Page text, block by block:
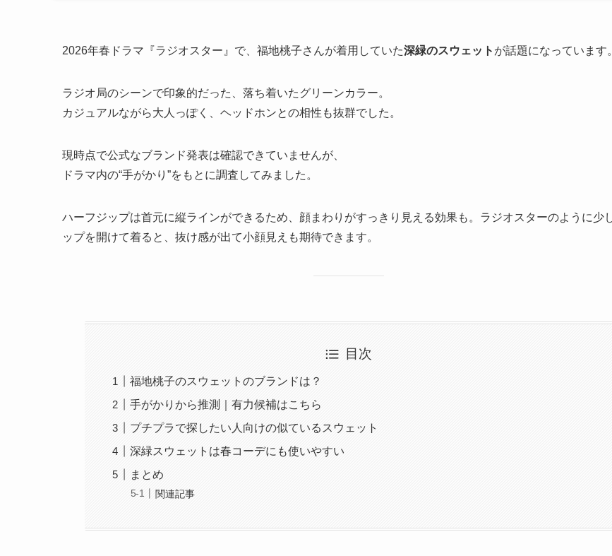
2026年春ドラマ『ラジオスター』で、福地桃子さんが着用していた深緑のスウェット が話題になっています。
ラジオ局のシーンで印象的だった、落ち着いたグリーンカラー。
カジュアルながら大人っぽく、ヘッドホンとの相性も抜群でした。
現時点で公式なブランド発表は確認できていませんが、
ドラマ内の“手がかり”をもとに調査してみました。
ハーフジップは首元に縦ラインができるため、顔まわりがすっきり見える効果も。ラジオスターのように少
ップを開けて着ると、抜け感が出て小顔見えも期待できます。
目次
福地桃子のスウェットのブランドは？
手がかりから推測｜有力候補はこちら
プチプラで探したい人向けの似ているスウェット
深緑スウェットは春コーデにも使いやすい
まとめ
関連記事